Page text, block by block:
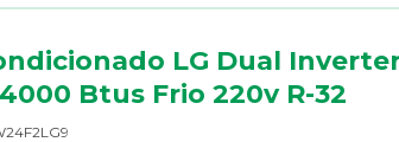
LG Dual
Btus Frio 220v R-32